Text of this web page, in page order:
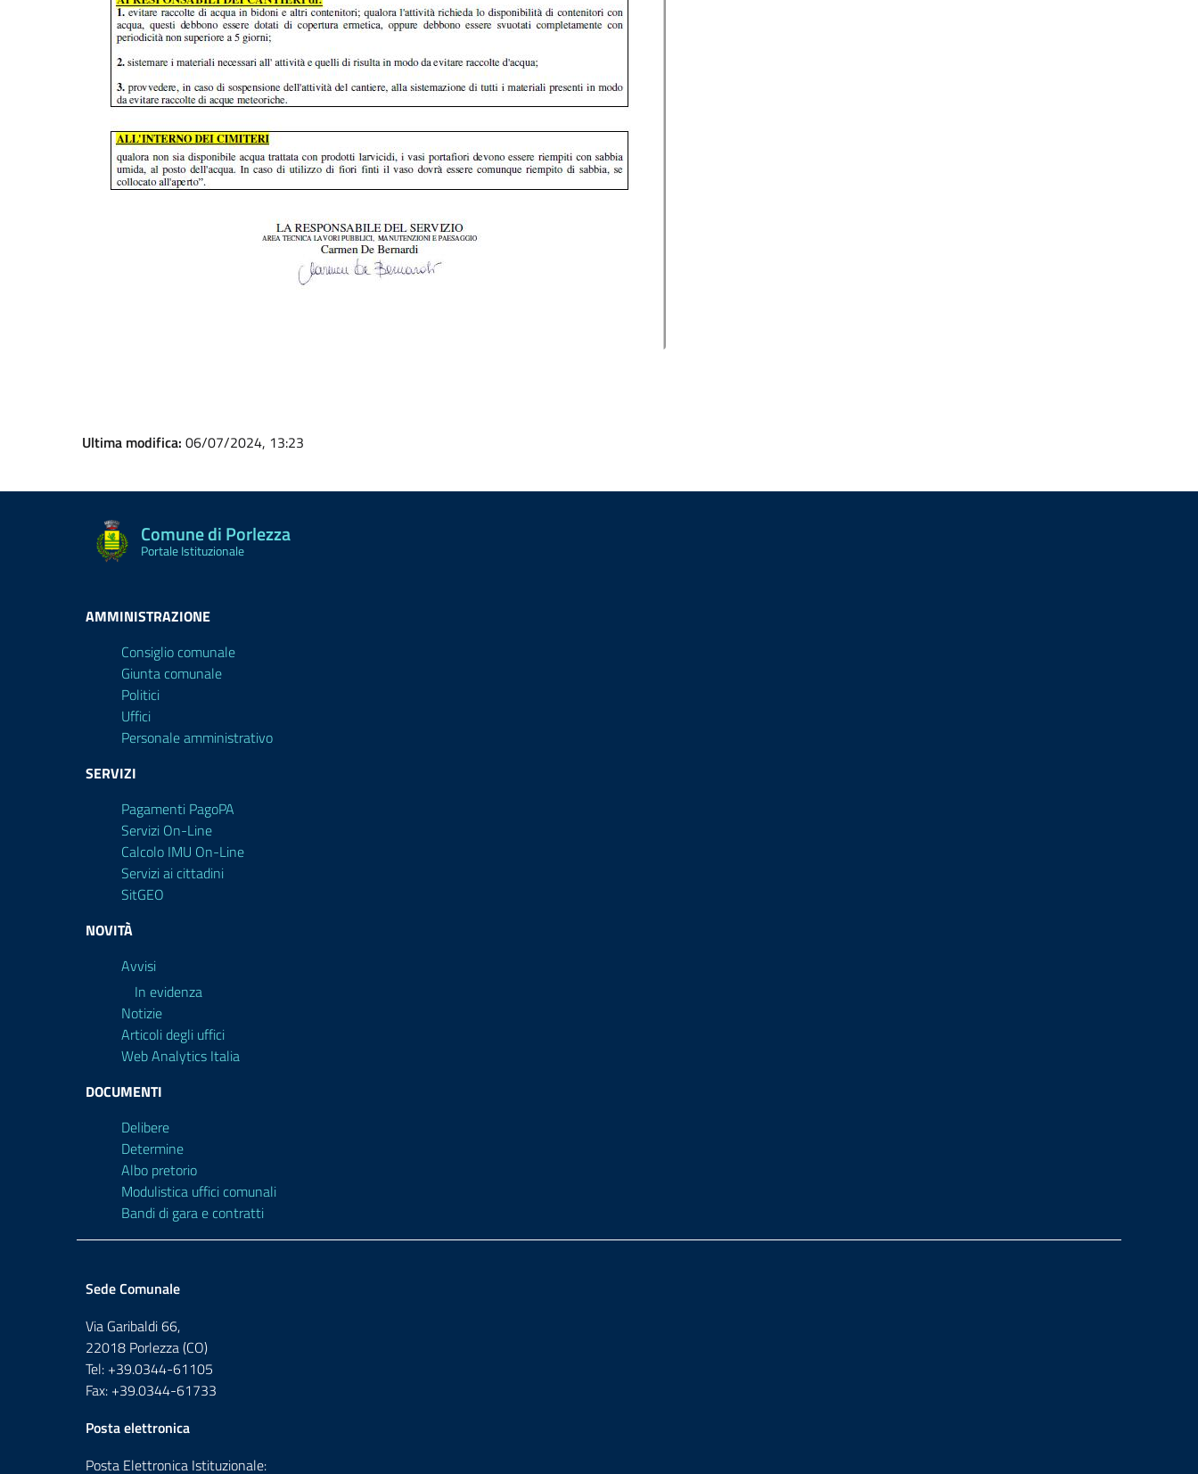
Ultima modifica: 06/07/2024, 13:23
Comune di Porlezza
Portale Istituzionale
AMMINISTRAZIONE
Consiglio comunale
Giunta comunale
Politici
Uffici
Personale amministrativo
SERVIZI
Pagamenti PagoPA
Servizi On-Line
Calcolo IMU On-Line
Servizi ai cittadini
SitGEO
NOVITÀ
Avvisi
In evidenza
Notizie
Articoli degli uffici
Web Analytics Italia
DOCUMENTI
Delibere
Determine
Albo pretorio
Modulistica uffici comunali
Bandi di gara e contratti
Sede Comunale
Via Garibaldi 66,
22018 Porlezza (CO)
Tel: +39.0344-61105
Fax: +39.0344-61733
Posta elettronica
Posta Elettronica Istituzionale: